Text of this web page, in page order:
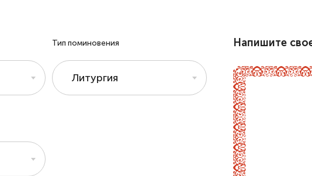
Тип поминовения
Литургия
Напишите